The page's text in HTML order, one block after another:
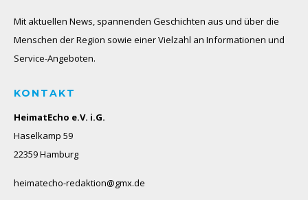
Mit aktuellen News, spannenden Geschichten aus und über die
Menschen der Region sowie einer Vielzahl an Informationen und
Service-Angeboten.
KONTAKT
HeimatEcho e.V. i.G.
Haselkamp 59
22359 Hamburg
heimatecho-redaktion@gmx.de